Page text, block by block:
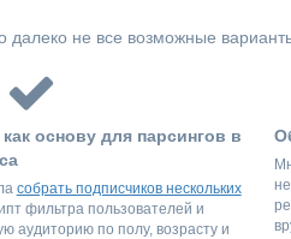
не все возможные
основу для парсингов в
собрать подписчиков нескольких
фильтра пользователей и
аудиторию по полу, возрасту и